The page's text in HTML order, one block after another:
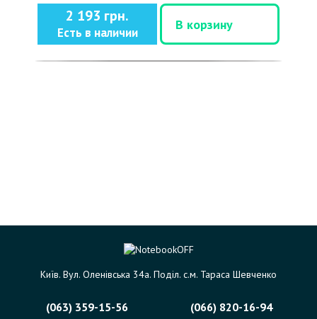
2 193 грн.
Есть в наличии
В корзину
Київ. Вул. Оленівська 34а. Поділ. с.м. Тараса Шевченко
(063) 359-15-56
(066) 820-16-94